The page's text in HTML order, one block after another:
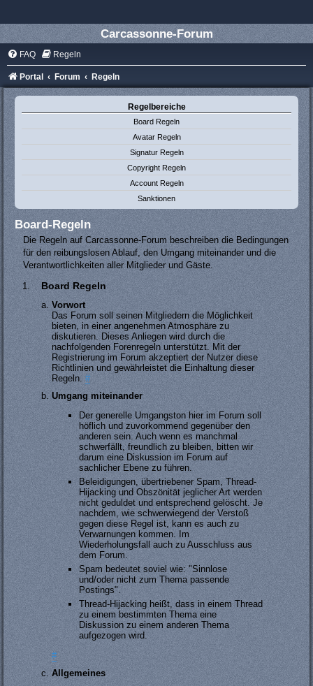
Carcassonne-Forum
FAQ Regeln
Portal Forum Regeln
Regelbereiche
Board Regeln
Avatar Regeln
Signatur Regeln
Copyright Regeln
Account Regeln
Sanktionen
Board-Regeln
Die Regeln auf Carcassonne-Forum beschreiben die Bedingungen
für den reibungslosen Ablauf, den Umgang miteinander und die
Verantwortlichkeiten aller Mitglieder und Gäste.
Board Regeln
Vorwort
Das Forum soll seinen Mitgliedern die Möglichkeit
bieten, in einer angenehmen Atmosphäre zu
diskutieren. Dieses Anliegen wird durch die
nachfolgenden Forenregeln unterstützt. Mit der
Registrierung im Forum akzeptiert der Nutzer diese
Richtlinien und gewährleistet die Einhaltung dieser
Regeln. #
Umgang miteinander
Der generelle Umgangston hier im Forum soll
höflich und zuvorkommend gegenüber den
anderen sein. Auch wenn es manchmal
schwerfällt, freundlich zu bleiben, bitten wir
darum eine Diskussion im Forum auf
sachlicher Ebene zu führen.
Beleidigungen, übertriebener Spam, Thread-
Hijacking und Obszönität jeglicher Art werden
nicht geduldet und entsprechend gelöscht. Je
nachdem, wie schwerwiegend der Verstoß
gegen diese Regel ist, kann es auch zu
Verwarnungen kommen. Im
Wiederholungsfall auch zu Ausschluss aus
dem Forum.
Spam bedeutet soviel wie: "Sinnlose
und/oder nicht zum Thema passende
Postings".
Thread-Hijacking heißt, dass in einem Thread
zu einem bestimmten Thema eine
Diskussion zu einem anderen Thema
aufgezogen wird.
#
Allgemeines